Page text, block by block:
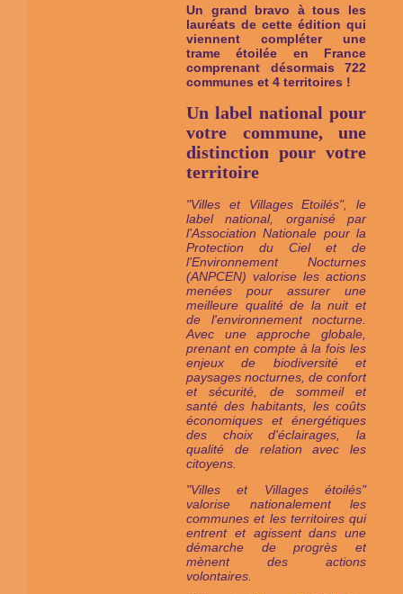
Un grand bravo à tous les
lauréats de cette édition qui
viennent compléter une
trame étoilée en France
comprenant désormais 722
communes et 4 territoires !
Un label national pour
votre commune, une
distinction pour votre
territoire
"Villes et Villages Etoilés", le
label national, organisé par
l'Association Nationale pour la
Protection du Ciel et de
l'Environnement Nocturnes
(ANPCEN) valorise les actions
menées pour assurer une
meilleure qualité de la nuit et
de l'environnement nocturne.
Avec une approche globale,
prenant en compte à la fois les
enjeux de biodiversité et
paysages nocturnes, de confort
et sécurité, de sommeil et
santé des habitants, les coûts
économiques et énergétiques
des choix d'éclairages, la
qualité de relation avec les
citoyens.
"Villes et Villages étoilés"
valorise nationalement les
communes et les territoires qui
entrent et agissent dans une
démarche de progrès et
mènent des actions
volontaires.